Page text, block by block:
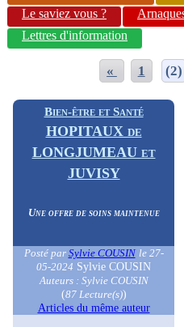
Le saviez vous ?
Lettres d'information
« 1 (2)
Bien-être et Santé
HOPITAUX de
LONGJUMEAU et
JUVISY
Une offre de soins maintenue
Posté par Sylvie COUSIN le 27-
05-2024 Sylvie COUSIN
Auteurs : Sylvie COUSIN
(87 Lecture(s))
Articles du même auteur